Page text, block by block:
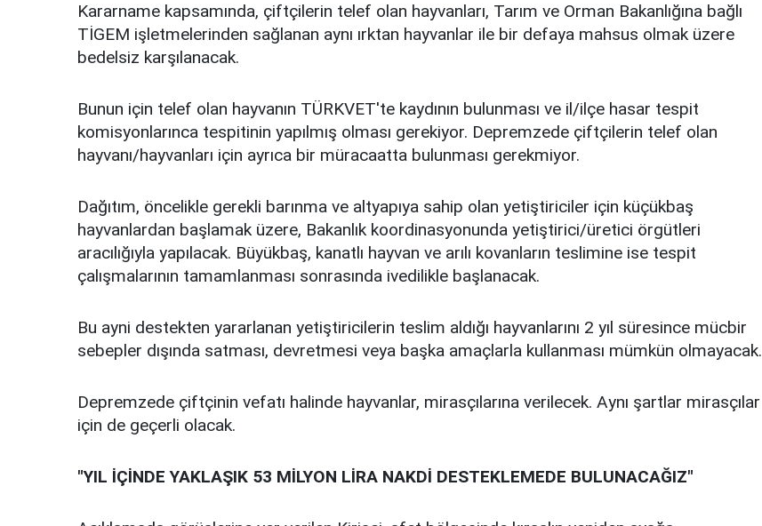
Kararname kapsamında, çiftçilerin telef olan hayvanları, Tarım ve Orman Bakanlığına bağlı
TİGEM işletmelerinden sağlanan aynı ırktan hayvanlar ile bir defaya mahsus olmak üzere
bedelsiz karşılanacak.
Bunun için telef olan hayvanın TÜRKVET'te kaydının bulunması ve il/ilçe hasar tespit
komisyonlarınca tespitinin yapılmış olması gerekiyor. Depremzede çiftçilerin telef olan
hayvanı/hayvanları için ayrıca bir müracaatta bulunması gerekmiyor.
Dağıtım, öncelikle gerekli barınma ve altyapıya sahip olan yetiştiriciler için küçükbaş
hayvanlardan başlamak üzere, Bakanlık koordinasyonunda yetiştirici/üretici örgütleri
aracılığıyla yapılacak. Büyükbaş, kanatlı hayvan ve arılı kovanların teslimine ise tespit
çalışmalarının tamamlanması sonrasında ivedilikle başlanacak.
Bu ayni destekten yararlanan yetiştiricilerin teslim aldığı hayvanlarını 2 yıl süresince mücbir
sebepler dışında satması, devretmesi veya başka amaçlarla kullanması mümkün olmayacak.
Depremzede çiftçinin vefatı halinde hayvanlar, mirasçılarına verilecek. Aynı şartlar mirasçılar
için de geçerli olacak.
"YIL İÇİNDE YAKLAŞIK 53 MİLYON LİRA NAKDİ DESTEKLEMEDE BULUNACAĞIZ"